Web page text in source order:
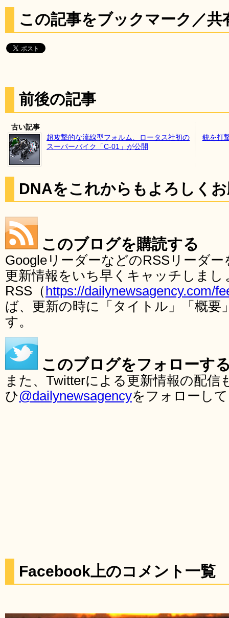
この記事をブックマーク／共
前後の記事
古い記事
超攻撃的な流線型フォルム、ロータス社初の
スーパーバイク「C-01」が公開
銃を打
DNAをこれからもよろしく
このブログを購読する
GoogleリーダーなどのRSSリーダ
更新情報をいち早くキャッチしま
RSS（ https://dailynewsagency.com/
ば、更新の時に「タイトル」「概要
す。
このブログをフォローす
また、Twitterによる更新情報の配
ひ@dailynewsagencyをフォローし
Facebook上のコメント一覧